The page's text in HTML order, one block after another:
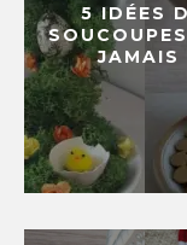
5 IDÉES
JAMAIS